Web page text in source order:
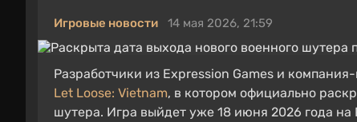
Игровые новости 14 мая 2026, 21:59
Разработчики из Expression Games и
Let Loose: Vietnam, в котором официально
шутера. Игра выйдет уже 18 июня 2026 года на